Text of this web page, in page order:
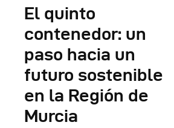
El quinto
contenedor: un
paso hacia un
futuro sostenible
en la Región de
Murcia